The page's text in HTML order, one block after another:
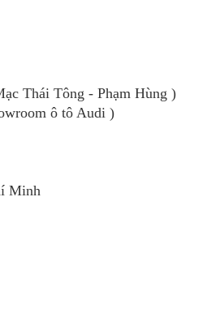
Thái Tông - Phạm Hùng )
ô tô Audi )
Minh